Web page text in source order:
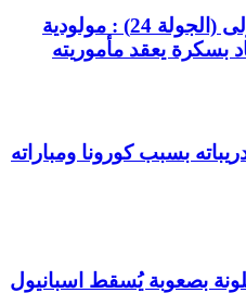
بطولة الرابطة المحترفة الأولى (الجولة 24) : مولودية
بسكرة يعقد مأموريته
بسبب كورونا ومباراته
بصعوبة يُسقط اسبانيول